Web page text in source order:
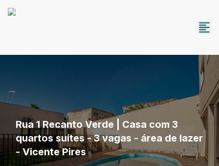
Rua 1 Recanto Verde | Casa com 3
quartos suítes - 3 vagas - área de lazer
- Vicente Pires